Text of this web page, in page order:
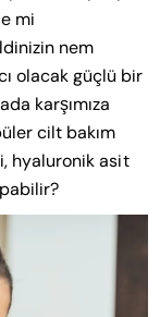
mi
nem
olacak güçlü bir
karşımıza
cilt bakım
hyaluronik asit